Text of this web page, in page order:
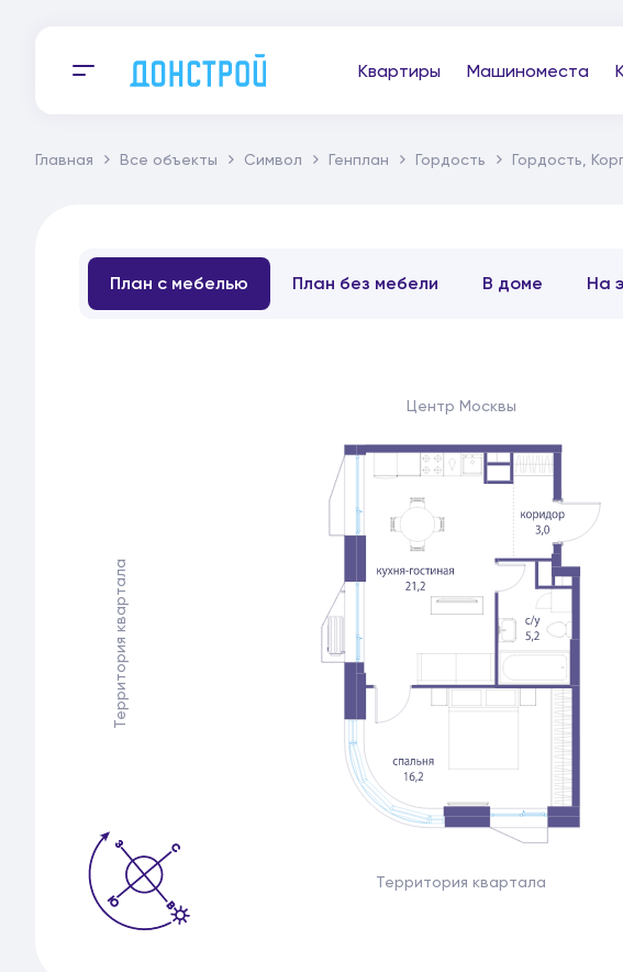
Квартиры Машиноместа
Главная Все объекты Символ Генплан Гордость Гордость,
План с мебелью План без мебели В доме На
Центр Москвы
Территория квартала
Территория квартала